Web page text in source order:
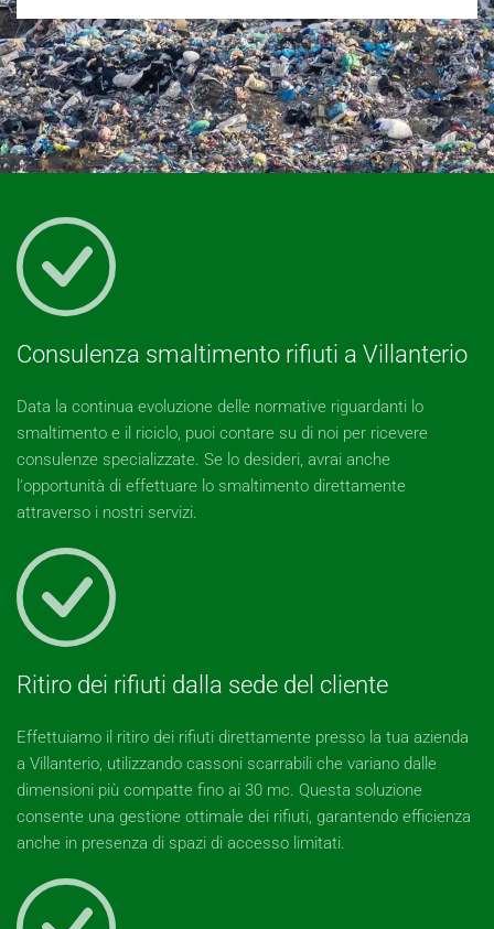
Consulenza smaltimento rifiuti a Villanterio
Data la continua evoluzione delle normative riguardanti lo
smaltimento e il riciclo, puoi contare su di noi per ricevere
consulenze specializzate. Se lo desideri, avrai anche
l'opportunità di effettuare lo smaltimento direttamente
attraverso i nostri servizi.
Ritiro dei rifiuti dalla sede del cliente
Effettuiamo il ritiro dei rifiuti direttamente presso la tua azienda
a Villanterio, utilizzando cassoni scarrabili che variano dalle
dimensioni più compatte fino ai 30 mc. Questa soluzione
consente una gestione ottimale dei rifiuti, garantendo efficienza
anche in presenza di spazi di accesso limitati.